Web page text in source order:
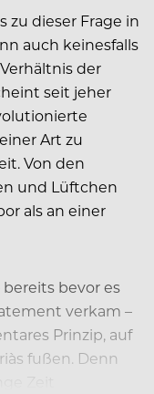
zu dieser Frage in
auch keinesfalls
der
seit jeher
Art zu
Von den
und Lüftchen
als an einer
bereits bevor es
verkam –
Prinzip, auf
fußen. Denn